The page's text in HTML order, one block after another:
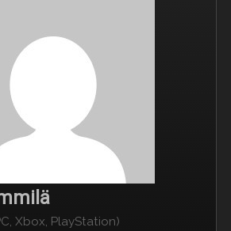
Xbox, PlayStation)